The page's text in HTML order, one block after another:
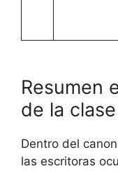
Resumen
de la
Dentro del
las escritoras